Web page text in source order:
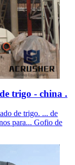
trigo - china .
de trigo. ... de
para... Gofio de